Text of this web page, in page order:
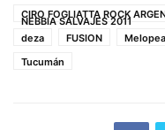
CIRO FOGLIATTA ROCK
NEBBIA SALVAJES 2011
deza
FUSION Melopea
Tucumán